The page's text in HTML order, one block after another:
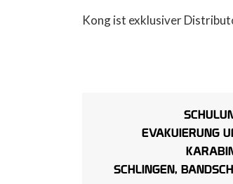
Kong ist exklusiver
EVAKUIERUNG
SCHLINGEN,